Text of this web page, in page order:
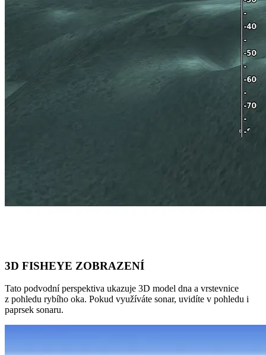
3D FISHEYE ZOBRAZENÍ
Tato podvodní perspektiva ukazuje 3D model dna a vrstevnice
z pohledu rybího oka. Pokud využíváte sonar, uvidíte v pohledu i
paprsek sonaru.